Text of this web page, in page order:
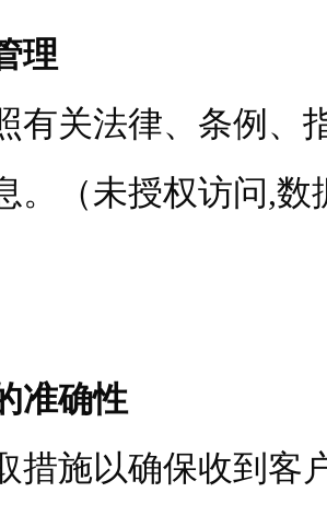
理
有关法律、条例、
。（未授权访问,
准确性
措施以确保收到客